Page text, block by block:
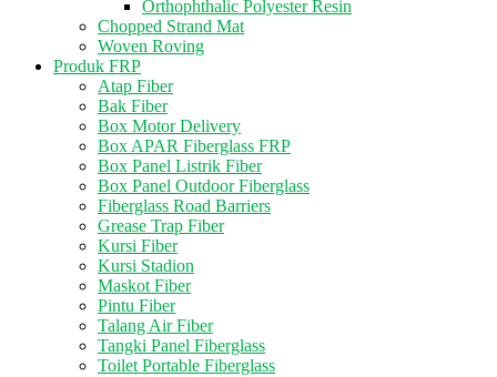
Orthophthalic Polyester Resin
Chopped Strand Mat
Woven Roving
Produk FRP
Atap Fiber
Bak Fiber
Box Motor Delivery
Box APAR Fiberglass FRP
Box Panel Listrik Fiber
Box Panel Outdoor Fiberglass
Fiberglass Road Barriers
Grease Trap Fiber
Kursi Fiber
Kursi Stadion
Maskot Fiber
Pintu Fiber
Talang Air Fiber
Tangki Panel Fiberglass
Toilet Portable Fiberglass